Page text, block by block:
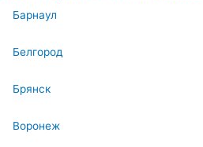
Барнаул
Белгород
Брянск
Воронеж